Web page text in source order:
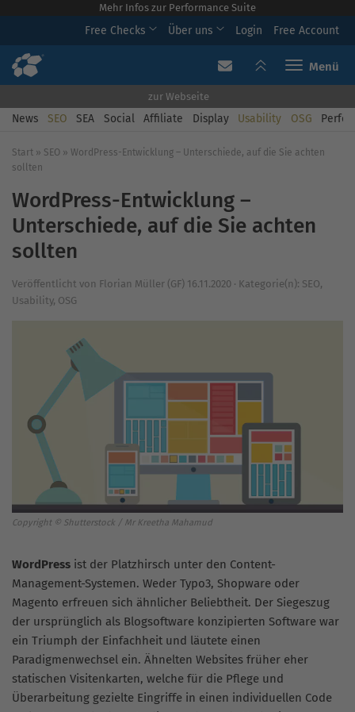
Mehr Infos zur Performance Suite
Free Checks Über uns Login Free Account
Toggle
zur Webseite
News SEO SEA Social Affiliate Display Usability OSG
Start » SEO » WordPress-Entwicklung – Unterschiede, auf die Sie achten
sollten
WordPress-Entwicklung –
Unterschiede, auf die Sie achten
sollten
Veröffentlicht von Florian Müller (GF) 16.11.2020 · Kategorie(n): SEO,
Usability, OSG
Copyright © Shutterstock / Mr Kreetha Mahamud
WordPress ist der Platzhirsch unter den Content-
Management-Systemen. Weder Typo3, Shopware oder
Magento erfreuen sich ähnlicher Beliebtheit. Der Siegeszug
der ursprünglich als Blogsoftware konzipierten Software war
ein Triumph der Einfachheit und läutete einen
Paradigmenwechsel ein. Ähnelten Websites früher eher
statischen Visitenkarten, welche für die Pflege und
Überarbeitung gezielte Eingriffe in einen individuellen Code